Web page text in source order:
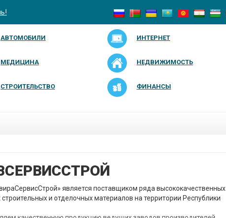
АВТОМОБИЛИ ИНТЕРНЕТ
МЕДИЦИНА НЕДВИЖИМОСТЬ
СТРОИТЕЛЬСТВО ФИНАНСЫ
является поставщиком ряда высококачественных
и отделочных материалов на территории Республики